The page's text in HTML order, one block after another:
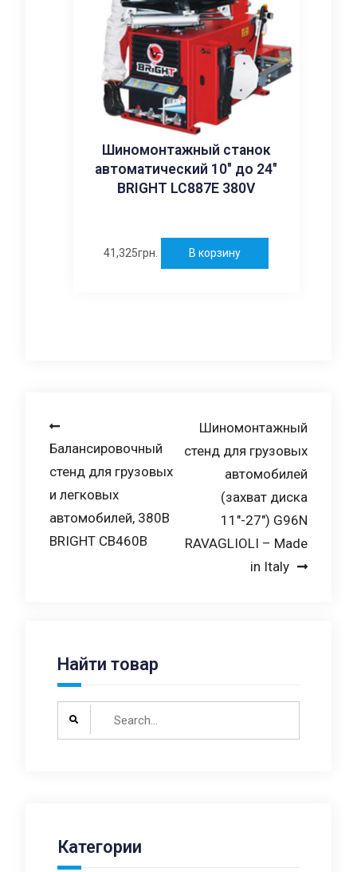
Шиномонтажный станок
автоматический 10″ до 24″
BRIGHT LC887E 380V
41,325грн. В корзину
Навигация
по
записям
Балансировочный
стенд для грузовых
и легковых
автомобилей, 380В
BRIGHT CB460B
Шиномонтажный
стенд для грузовых
автомобилей
(захват диска
11″-27″) G96N
RAVAGLIOLI – Made
in Italy
Найти товар
Категории